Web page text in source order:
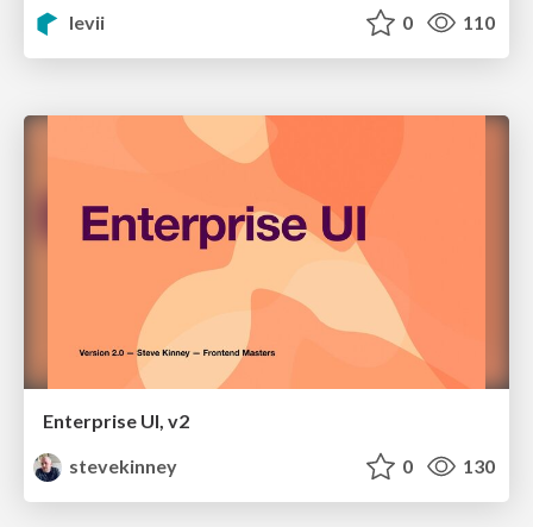
levii
0 110
Enterprise UI, v2
stevekinney
0 130